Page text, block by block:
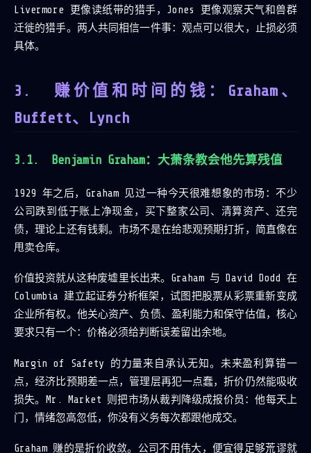
Livermore 更像读纸带的猎手，Jones 更像观察天气和兽群
迁徙的猎手。两人共同相信一件事：观点可以很大，止损必须
具体。
赚价值和时间的钱：Graham、
Buffett、Lynch
Benjamin Graham：大萧条教会他先算残值
1929 年之后，Graham 见过一种今天很难想象的市场：不少
公司跌到低于账上净现金，买下整家公司、清算资产、还完
债，理论上还有钱剩。市场不是在给悲观预期打折，简直像在
甩卖仓库。
价值投资就从这种废墟里长出来。Graham 与 David Dodd 在
Columbia 建立起证券分析框架，试图把股票从彩票重新变成
企业所有权。他关心资产、负债、盈利能力和保守估值，核心
要求只有一个：价格必须给判断误差留出余地。
Margin of Safety 的力量来自承认无知。未来盈利算错一
点，经济比预期差一点，管理层再犯一点蠢，折价仍然能吸收
损失。Mr. Market 则把市场从裁判降级成报价员：他每天上
门，情绪忽高忽低，你没有义务每次都跟他成交。
Graham 赚的是折价收敛。公司不用伟大，便宜得足够荒谬就